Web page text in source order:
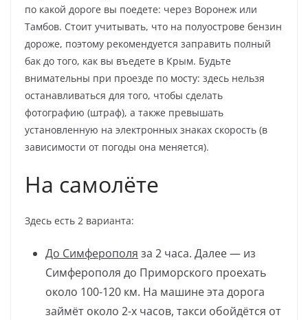
по какой дороге вы поедете: через Воронеж или
Тамбов. Стоит учитывать, что на полуострове бензин
дороже, поэтому рекомендуется заправить полный
бак до того, как вы въедете в Крым. Будьте
внимательны при проезде по мосту: здесь нельзя
останавливаться для того, чтобы сделать
фотографию (штраф), а также превышать
установленную на электронных знаках скорость (в
зависимости от погоды она меняется).
На самолёте
Здесь есть 2 варианта:
До Симферополя за 2 часа. Далее — из
Симферополя до Приморского проехать
около 100-120 км. На машине эта дорога
займёт около 2-х часов, такси обойдётся от